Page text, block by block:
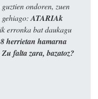
ondoren, zuen
ATARIAk
erronka bat daukagu
herrietan hamarna
Zu falta zara, bazatoz?